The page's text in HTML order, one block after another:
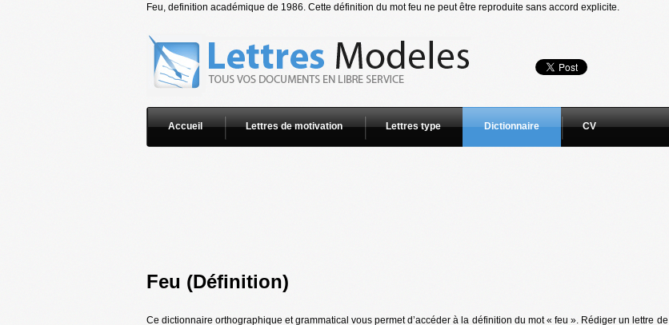
Feu, definition académique de 1986. Cette définition du mot feu ne peut être reproduite sans accord explicite.
Accueil Lettres de motivation Lettres type Dictionnaire CV
Feu (Définition)
Ce dictionnaire orthographique et grammatical vous permet d’accéder à la définition du mot « feu ». Rédiger un lettre de